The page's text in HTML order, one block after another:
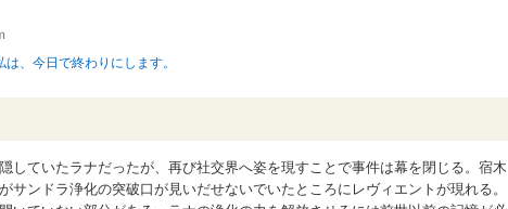
、今日で終わりにします。
していたラナだったが、再び社交界へ姿を現すことで事件は幕を閉じる。宿木
サンドラ浄化の突破口が見いだせないでいたところにレヴィエントが現れる。